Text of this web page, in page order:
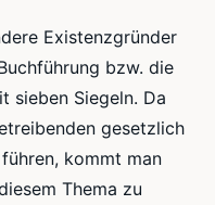
Existenzgründer
bzw. die
sieben Siegeln. Da
gesetzlich
kommt man
Thema zu